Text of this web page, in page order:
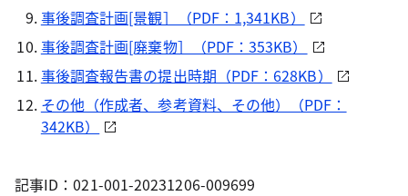
事後調査計画[景観］（PDF：1,341KB）
事後調査計画[廃棄物］（PDF：353KB）
事後調査報告書の提出時期（PDF：628KB）
その他（作成者、参考資料、その他）（PDF：
342KB）
記事ID：021-001-20231206-009699